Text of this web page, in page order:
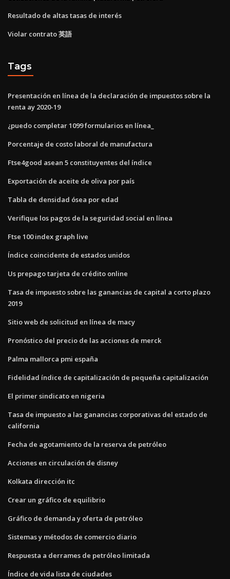
Resultado de altas tasas de interés
Violar contrato 英語
Tags
Presentación en línea de la declaración de impuestos sobre la
renta ay 2020-19
¿puedo completar 1099 formularios en línea_
Porcentaje de costo laboral de manufactura
Ftse4good asean 5 constituyentes del índice
Exportación de aceite de oliva por país
Tabla de densidad ósea por edad
Verifique los pagos de la seguridad social en línea
Ftse 100 index graph live
Índice coincidente de estados unidos
Us prepago tarjeta de crédito online
Tasa de impuesto sobre las ganancias de capital a corto plazo
2019
Sitio web de solicitud en línea de macy
Pronóstico del precio de las acciones de merck
Palma mallorca pmi españa
Fidelidad índice de capitalización de pequeña capitalización
El primer sindicato en nigeria
Tasa de impuesto a las ganancias corporativas del estado de
california
Fecha de agotamiento de la reserva de petróleo
Acciones en circulación de disney
Kolkata dirección itc
Crear un gráfico de equilibrio
Gráfico de demanda y oferta de petróleo
Sistemas y métodos de comercio diario
Respuesta a derrames de petróleo limitada
Índice de vida lista de ciudades